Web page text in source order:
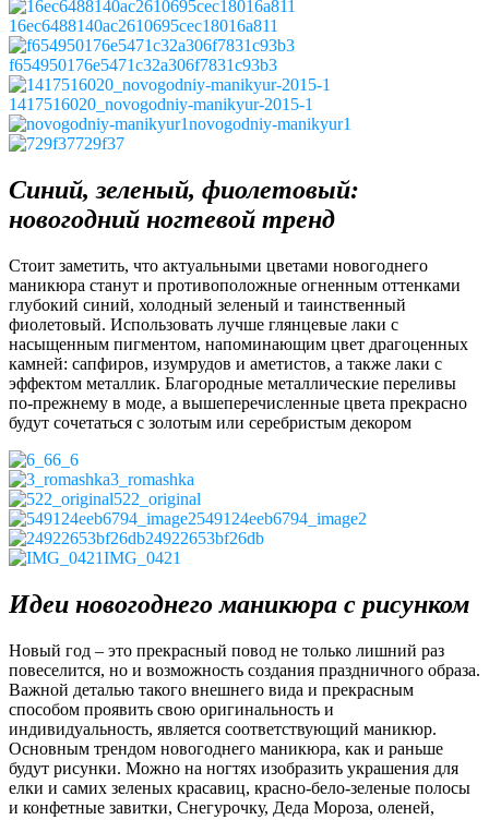
16ec6488140ac2610695cec18016a811
f654950176e5471c32a306f7831c93b3
1417516020_novogodniy-manikyur-2015-1
novogodniy-manikyur1
729f37
Синий, зеленый, фиолетовый:
новогодний ногтевой тренд
Стоит заметить, что актуальными цветами новогоднего
маникюра станут и противоположные огненным оттенками
глубокий синий, холодный зеленый и таинственный
фиолетовый. Использовать лучше глянцевые лаки с
насыщенным пигментом, напоминающим цвет драгоценных
камней: сапфиров, изумрудов и аметистов, а также лаки с
эффектом металлик. Благородные металлические переливы
по-прежнему в моде, а вышеперечисленные цвета прекрасно
будут сочетаться с золотым или серебристым декором
6_6
3_romashka
522_original
549124eeb6794_image2
24922653bf26db
IMG_0421
Идеи новогоднего маникюра с рисунком
Новый год – это прекрасный повод не только лишний раз
повеселится, но и возможность создания праздничного образа.
Важной деталью такого внешнего вида и прекрасным
способом проявить свою оригинальность и
индивидуальность, является соответствующий маникюр.
Основным трендом новогоднего маникюра, как и раньше
будут рисунки. Можно на ногтях изобразить украшения для
елки и самих зеленых красавиц, красно-бело-зеленые полосы
и конфетные завитки, Снегурочку, Деда Мороза, оленей,